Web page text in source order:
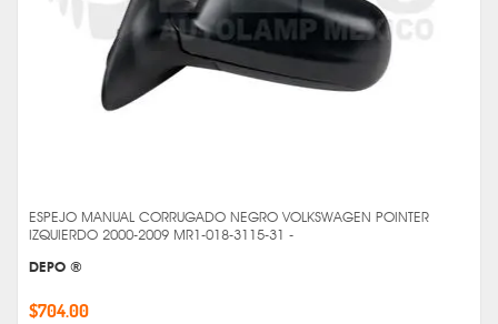
ESPEJO MANUAL CORRUGADO NEGRO VOLKSWAGEN POINTER
IZQUIERDO 2000-2009 MR1-018-3115-31 -
DEPO ®
$704.00